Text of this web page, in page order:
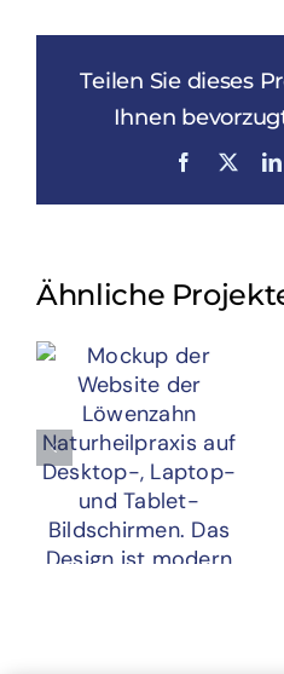
Teilen Sie dieses
Ihnen
Facebook
X
Ähnliche